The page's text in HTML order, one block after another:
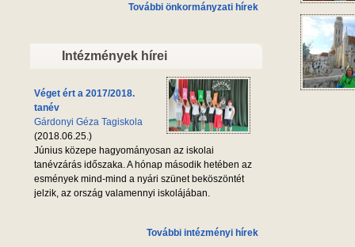
További önkormányzati hírek
Intézmények hírei
Véget ért a 2017/2018.
tanév
Gárdonyi Géza Tagiskola
(2018.06.25.)
Június közepe hagyományosan az iskolai
tanévzárás időszaka. A hónap második hetében az
esmények mind-mind a nyári szünet beköszöntét
jelzik, az ország valamennyi iskolájában.
További intézményi hírek